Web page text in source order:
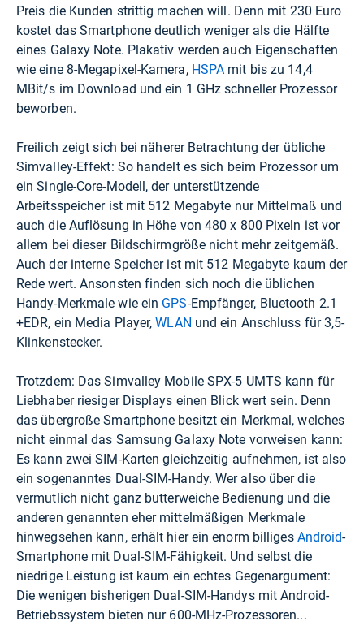
Preis die Kunden strittig machen will. Denn mit 230 Euro
kostet das Smartphone deutlich weniger als die Hälfte
eines Galaxy Note. Plakativ werden auch Eigenschaften
wie eine 8-Megapixel-Kamera, HSPA mit bis zu 14,4
MBit/s im Download und ein 1 GHz schneller Prozessor
beworben.
Freilich zeigt sich bei näherer Betrachtung der übliche
Simvalley-Effekt: So handelt es sich beim Prozessor um
ein Single-Core-Modell, der unterstützende
Arbeitsspeicher ist mit 512 Megabyte nur Mittelmaß und
auch die Auflösung in Höhe von 480 x 800 Pixeln ist vor
allem bei dieser Bildschirmgröße nicht mehr zeitgemäß.
Auch der interne Speicher ist mit 512 Megabyte kaum der
Rede wert. Ansonsten finden sich noch die üblichen
Handy-Merkmale wie ein GPS-Empfänger, Bluetooth 2.1
+EDR, ein Media Player,WLAN und ein Anschluss für 3,5-
Klinkenstecker.
Trotzdem: Das Simvalley Mobile SPX-5 UMTS kann für
Liebhaber riesiger Displays einen Blick wert sein. Denn
das übergroße Smartphone besitzt ein Merkmal, welches
nicht einmal das Samsung Galaxy Note vorweisen kann:
Es kann zwei SIM-Karten gleichzeitig aufnehmen, ist also
ein sogenanntes Dual-SIM-Handy. Wer also über die
vermutlich nicht ganz butterweiche Bedienung und die
anderen genannten eher mittelmäßigen Merkmale
hinwegsehen kann, erhält hier ein enorm billiges Android-
Smartphone mit Dual-SIM-Fähigkeit. Und selbst die
niedrige Leistung ist kaum ein echtes Gegenargument:
Die wenigen bisherigen Dual-SIM-Handys mit Android-
Betriebssystem bieten nur 600-MHz-Prozessoren...